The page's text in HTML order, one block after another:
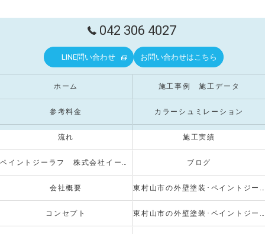
042 306 4027
LINE問い合わせ お問い合わせはこちら
ホーム 施工事例 施工データ
参考料金 カラーシュミレーション
流れ 施工実績
ペイントジーラフ 株式会社イーストクリエイト ブログ
会社概要 東村山市の外壁塗装･ペイントジーラフの口コミ情報
コンセプト 東村山市の外壁塗装･ペイントジーラフのお客様の声